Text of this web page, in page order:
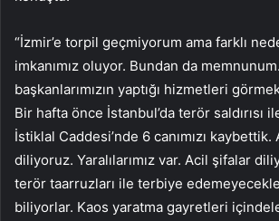
“İzmir’e torpil geçmiyorum ama farklı
imkanımız oluyor. Bundan da
başkanlarımızın yaptığı hizmetleri
Bir hafta önce İstanbul’da terör saldırısı
İstiklal Caddesi’nde 6 canımızı kaybettik.
diliyoruz. Yaralılarımız var. Acil şifalar
terör taarruzları ile terbiye
biliyorlar. Kaos yaratma gayretleri